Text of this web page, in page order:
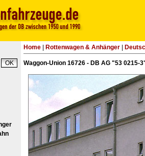
Home Rottenwagen & Anhänger
Waggon-Union 16726 - DB AG "53 0215-